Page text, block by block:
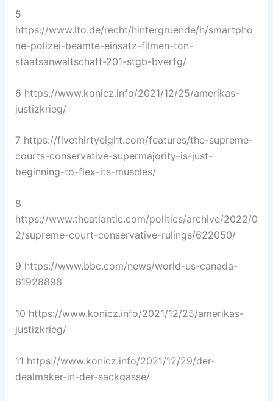
5
https://www.lto.de/recht/hintergruende/h/smartpho
ne-polizei-beamte-einsatz-filmen-ton-
staatsanwaltschaft-201-stgb-bverfg/
6 https://www.konicz.info/2021/12/25/amerikas-
justizkrieg/
7 https://fivethirtyeight.com/features/the-supreme-
courts-conservative-supermajority-is-just-
beginning-to-flex-its-muscles/
8
https://www.theatlantic.com/politics/archive/2022/0
2/supreme-court-conservative-rulings/622050/
9 https://www.bbc.com/news/world-us-canada-
61928898
10 https://www.konicz.info/2021/12/25/amerikas-
justizkrieg/
11 https://www.konicz.info/2021/12/29/der-
dealmaker-in-der-sackgasse/